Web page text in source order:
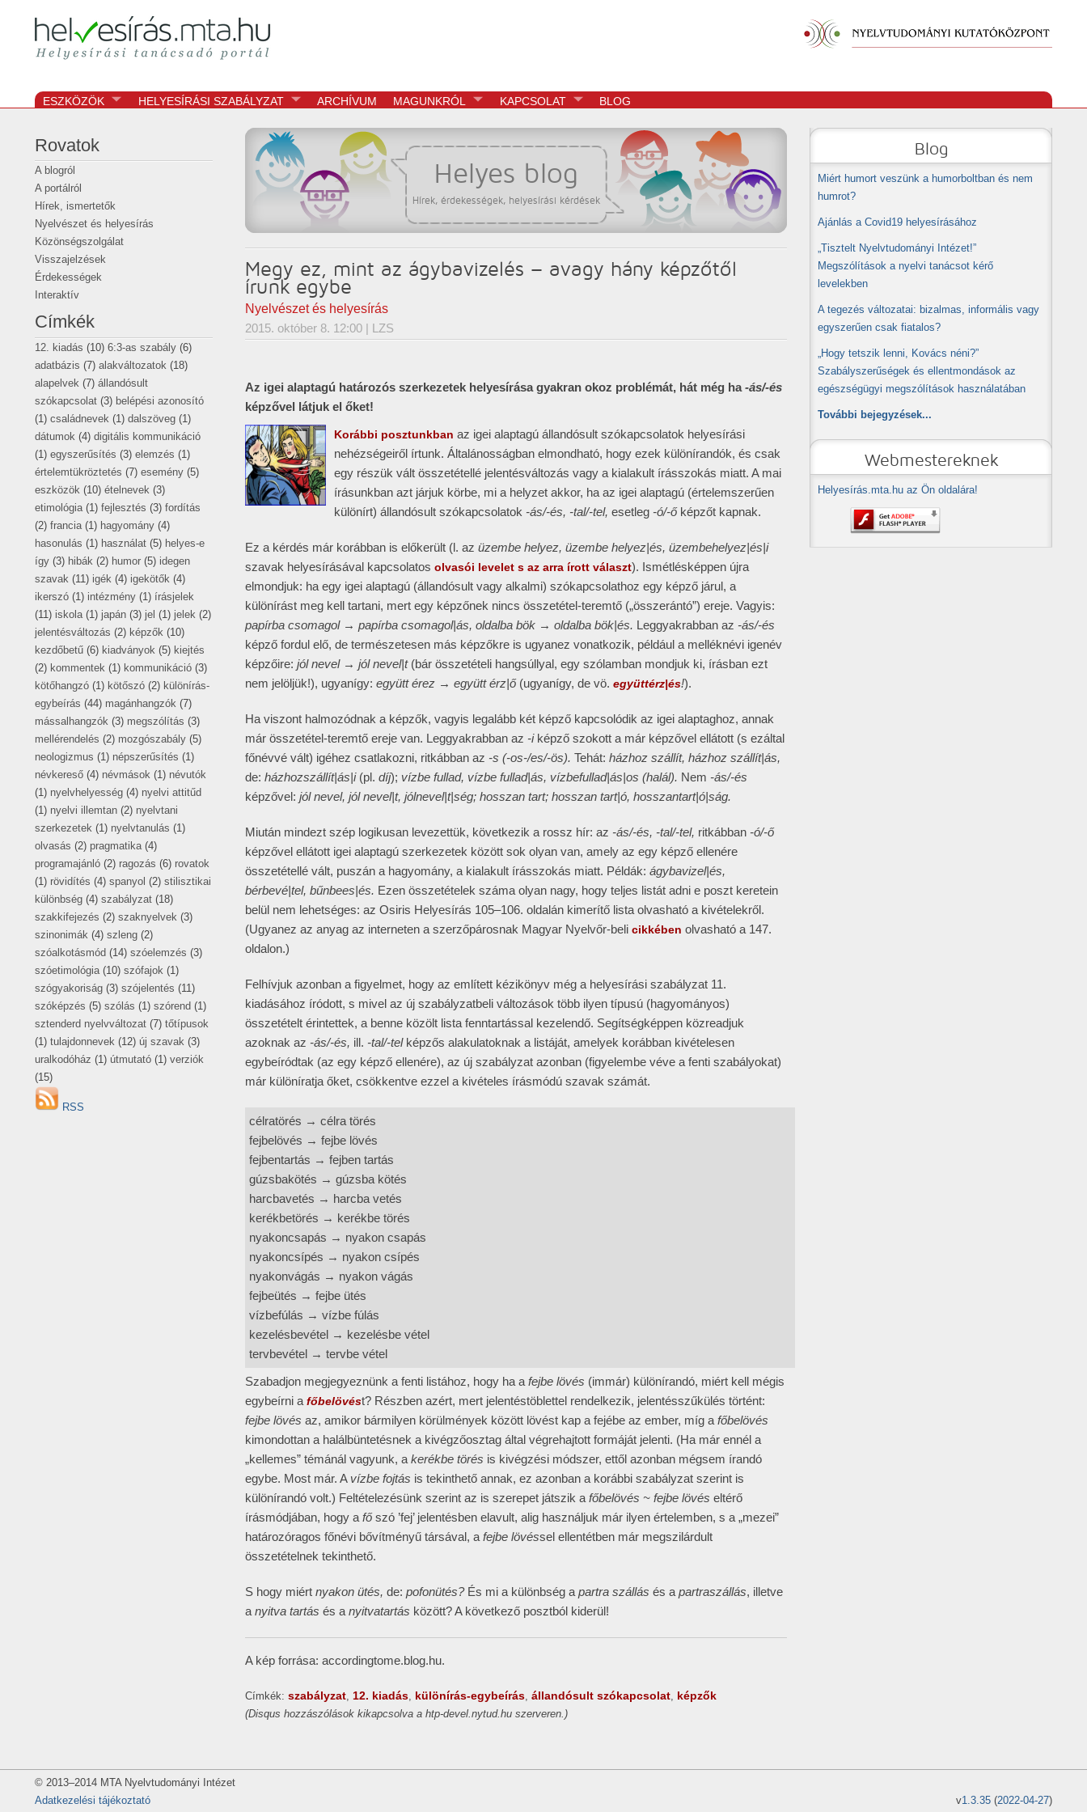
helyesírás
Helyesírási tanácsadó portál
ESZKÖZÖK HELYESÍRÁSI SZABÁLYZAT ARCHÍVUM MAGUNKRÓL KAPCSOLAT BLOG
Blog
Miért humort veszünk a humorboltban és nem
humrot?
Ajánlás a Covid19 helyesírásához
„Tisztelt Nyelvtudományi Intézet!”
Megszólítások a nyelvi tanácsot kérő
levelekben
A tegezés változatai: bizalmas, informális vagy
egyszerűen csak fiatalos?
„Hogy tetszik lenni, Kovács néni?”
Szabályszerűségek és ellentmondások az
egészségügyi megszólítások használatában
További bejegyzések...
Webmestereknek
Helyesírás.mta.hu az Ön oldalára!
Rovatok
A blogról
A portálról
Hírek, ismertetők
Nyelvészet és helyesírás
Közönségszolgálat
Visszajelzések
Érdekességek
Interaktív
Címkék
12. kiadás (10) 6:3-as szabály (6)
adatbázis (7) alakváltozatok (18)
alapelvek (7) állandósult
szókapcsolat (3) belépési azonosító
(1) családnevek (1) dalszöveg (1)
dátumok (4) digitális kommunikáció
(1) egyszerűsítés (3) elemzés (1)
értelemtükröztetés (7) esemény (5)
eszközök (10) ételnevek (3)
etimológia (1) fejlesztés (3) fordítás
(2) francia (1) hagyomány (4)
hasonulás (1) használat (5) helyes-e
így (3) hibák (2) humor (5) idegen
szavak (11) igék (4) igekötők (4)
ikerszó (1) intézmény (1) írásjelek
(11) iskola (1) japán (3) jel (1) jelek (2)
jelentésváltozás (2) képzők (10)
kezdőbetű (6) kiadványok (5) kiejtés
(2) kommentek (1) kommunikáció (3)
kötőhangzó (1) kötőszó (2) különírás-
egybeírás (44) magánhangzók (7)
mássalhangzók (3) megszólítás (3)
mellérendelés (2) mozgószabály (5)
neologizmus (1) népszerűsítés (1)
névkereső (4) névmások (1) névutók
(1) nyelvhelyesség (4) nyelvi attitűd
(1) nyelvi illemtan (2) nyelvtani
szerkezetek (1) nyelvtanulás (1)
olvasás (2) pragmatika (4)
programajánló (2) ragozás (6) rovatok
(1) rövidítés (4) spanyol (2) stilisztikai
különbség (4) szabályzat (18)
szakkifejezés (2) szaknyelvek (3)
szinonimák (4) szleng (2)
szóalkotásmód (14) szóelemzés (3)
szóetimológia (10) szófajok (1)
szógyakoriság (3) szójelentés (11)
szóképzés (5) szólás (1) szórend (1)
sztenderd nyelvváltozat (7) tőtípusok
(1) tulajdonnevek (12) új szavak (3)
uralkodóház (1) útmutató (1) verziók
(15)
RSS
Helyes blog
Hírek, érdekességek, helyesírási kérdések
Megy ez, mint az ágybavizelés – avagy hány képzőtől
írunk egybe
Nyelvészet és helyesírás
2015. október 8. 12:00 | LZS
Az igei alaptagú határozós szerkezetek helyesírása gyakran okoz problémát, hát még ha-ás/-és
képzővel látjuk el őket!
Korábbi posztunkban az igei alaptagú állandósult szókapcsolatok helyesírási
nehézségeiről írtunk. Általánosságban elmondható, hogy ezek különírandók, és csak
egy részük vált összetétellé jelentésváltozás vagy a kialakult írásszokás miatt. A mai
írásunkban azt járjuk körbe, mi a helyzet akkor, ha az igei alaptagú (értelemszerűen
különírt) állandósult szókapcsolatok -ás/-és, -tal/-tel, esetleg -ó/-őképzőt kapnak.
Ez a kérdés már korábban is előkerült (l. az üzembe helyez, üzembe helyez|és, üzembehelyez|és|i
szavak helyesírásával kapcsolatos olvasói levelet s az arra írott választ). Ismétlésképpen újra
elmondjuk: ha egy igei alaptagú (állandósult vagy alkalmi) szókapcsolathoz egy képző járul, a
különírást meg kell tartani, mert egy képzőnek nincs összetétel-teremtő („összerántó”) ereje. Vagyis:
papírba csomagol → papírba csomagol|ás, oldalba bök → oldalba bök|és. Leggyakrabban az -ás/-és
képző fordul elő, de természetesen más képzőkre is ugyanez vonatkozik, például a melléknévi igenév
képzőire: jól nevel → jól nevel|t(bár összetételi hangsúllyal, egy szólamban mondjuk ki, írásban ezt
nem jelöljük!), ugyanígy: együtt érez → együtt érz|ő(ugyanígy, de vö. együttérz|és!).
Ha viszont halmozódnak a képzők, vagyis legalább két képző kapcsolódik az igei alaptaghoz, annak
már összetétel-teremtő ereje van. Leggyakrabban az -iképző szokott a már képzővel ellátott (s ezáltal
főnévvé vált) igéhez csatlakozni, ritkábban az -s (-os-/es/-ös). Tehát: házhoz szállít, házhoz szállít|ás,
de: házhozszállít|ás|i(pl. díj); vízbe fullad, vízbe fullad|ás, vízbefullad|ás|os (halál). Nem -ás/-és
képzővel: jól nevel, jól nevel|t, jólnevel|t|ség; hosszan tart; hosszan tart|ó, hosszantart|ó|ság.
Miután mindezt szép logikusan levezettük, következik a rossz hír: az -ás/-és, -tal/-tel, ritkábban -ó/-ő
képzővel ellátott igei alaptagú szerkezetek között sok olyan van, amely az egy képző ellenére
összetétellé vált, puszán a hagyomány, a kialakult írásszokás miatt. Példák: ágybavizel|és,
bérbevé|tel, bűnbees|és. Ezen összetételek száma olyan nagy, hogy teljes listát adni e poszt keretein
belül nem lehetséges: az Osiris Helyesírás 105–106. oldalán kimerítő lista olvasható a kivételekről.
(Ugyanez az anyag az interneten a szerzőpárosnak Magyar Nyelvőr-beli cikkében olvasható a 147.
oldalon.)
Felhívjuk azonban a figyelmet, hogy az említett kézikönyv még a helyesírási szabályzat 11.
kiadásához íródott, s mivel az új szabályzatbeli változások több ilyen típusú (hagyományos)
összetételt érintettek, a benne közölt lista fenntartással kezelendő. Segítségképpen közreadjuk
azoknak az -ás/-és, ill. -tal/-telképzős alakulatoknak a listáját, amelyek korábban kivételesen
egybeíródtak (az egy képző ellenére), az új szabályzat azonban (figyelembe véve a fenti szabályokat)
már különíratja őket, csökkentve ezzel a kivételes írásmódú szavak számát.
célratörés → célra törés
fejbelövés → fejbe lövés
fejbentartás → fejben tartás
gúzsbakötés → gúzsba kötés
harcbavetés → harcba vetés
kerékbetörés → kerékbe törés
nyakoncsapás → nyakon csapás
nyakoncsípés → nyakon csípés
nyakonvágás → nyakon vágás
fejbeütés → fejbe ütés
vízbefúlás → vízbe fúlás
kezelésbevétel → kezelésbe vétel
tervbevétel → tervbe vétel
Szabadjon megjegyeznünk a fenti listához, hogy ha a fejbe lövés (immár) különírandó, miért kell mégis
egybeírni a főbelövést? Részben azért, mert jelentéstöblettel rendelkezik, jelentésszűkülés történt:
fejbe lövés az, amikor bármilyen körülmények között lövést kap a fejébe az ember, míg a főbelövés
kimondottan a halálbüntetésnek a kivégzőosztag által végrehajtott formáját jelenti. (Ha már ennél a
„kellemes” témánál vagyunk, a kerékbe törés is kivégzési módszer, ettől azonban mégsem írandó
egybe. Most már. A vízbe fojtás is tekinthető annak, ez azonban a korábbi szabályzat szerint is
különírandó volt.) Feltételezésünk szerint az is szerepet játszik a főbelövés ~ fejbe lövés eltérő
írásmódjában, hogy a főszó ’fej’ jelentésben elavult, alig használjuk már ilyen értelemben, s a „mezei”
határozóragos főnévi bővítményű társával, a fejbe lövéssel ellentétben már megszilárdult
összetételnek tekinthető.
S hogy miért nyakon ütés, de: pofonütés?És mi a különbség a partra szállás és a partraszállás, illetve
a nyitva tartás és a nyitvatartás között? A következő posztból kiderül!
A kép forrása: accordingtome.blog.hu.
Címkék: szabályzat, 12. kiadás, különírás-egybeírás, állandósult szókapcsolat, képzők
(Disqus hozzászólások kikapcsolva a htp-devel.nytud.hu szerveren.)
© 2013–2014 MTA Nyelvtudományi Intézet
Adatkezelési tájékoztató
v1.3.35 (2022-04-27)